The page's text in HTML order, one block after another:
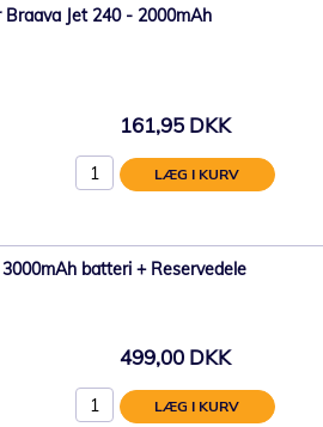
Jet 240 - 2000mAh
161,95 DKK
LÆG I KURV
batteri + Reservedele
499,00 DKK
LÆG I KURV